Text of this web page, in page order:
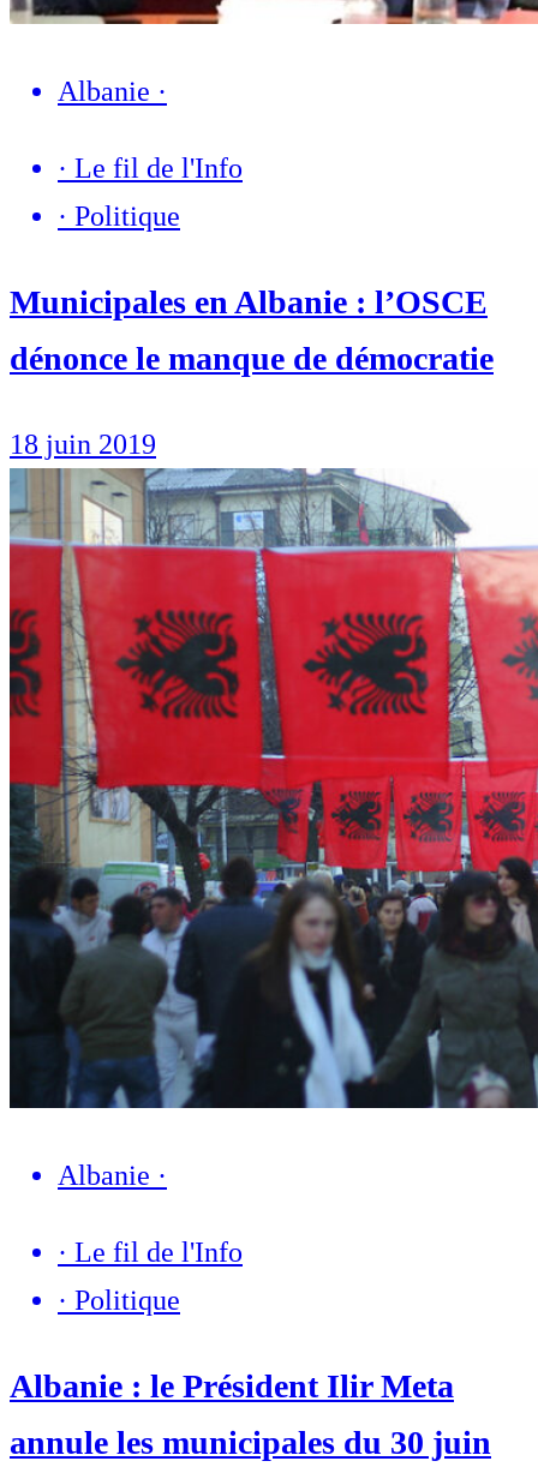
Albanie ·
· Le fil de l'Info
· Politique
Municipales en Albanie : l’OSCE
dénonce le manque de démocratie
18 juin 2019
Albanie ·
· Le fil de l'Info
· Politique
Albanie : le Président Ilir Meta
annule les municipales du 30 juin